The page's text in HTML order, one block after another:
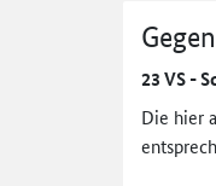
23 VS -
Die hier